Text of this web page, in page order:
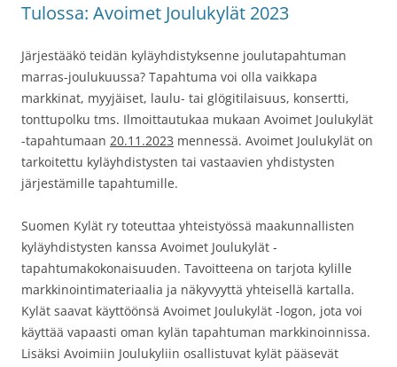
Tulossa: Avoimet Joulukylät 2023
Järjestääkö teidän kyläyhdistyksenne joulutapahtuman
marras-joulukuussa? Tapahtuma voi olla vaikkapa
markkinat, myyjäiset, laulu- tai glögitilaisuus, konsertti,
tonttupolku tms. Ilmoittautukaa mukaan Avoimet Joulukylät
-tapahtumaan 20.11.2023 mennessä. Avoimet Joulukylät on
tarkoitettu kyläyhdistysten tai vastaavien yhdistysten
järjestämille tapahtumille.
Suomen Kylät ry toteuttaa yhteistyössä maakunnallisten
kyläyhdistysten kanssa Avoimet Joulukylät -
tapahtumakokonaisuuden. Tavoitteena on tarjota kylille
markkinointimateriaalia ja näkyvyyttä yhteisellä kartalla.
Kylät saavat käyttöönsä Avoimet Joulukylät -logon, jota voi
käyttää vapaasti oman kylän tapahtuman markkinoinnissa.
Lisäksi Avoimiin Joulukyliin osallistuvat kylät pääsevät